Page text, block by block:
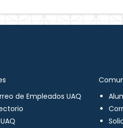
de Empleados UAQ